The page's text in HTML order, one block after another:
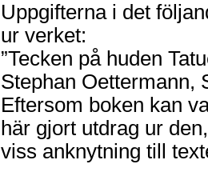
Uppgifterna i det
ur verket:
”Tecken på huden
Stephan Oettermann,
Eftersom boken kan
här gjort utdrag ur
viss anknytning till